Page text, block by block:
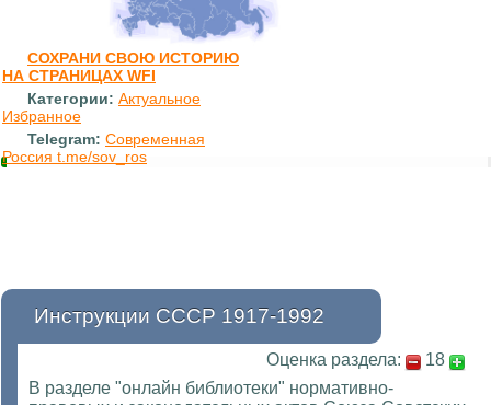
СОХРАНИ СВОЮ ИСТОРИЮ
НА СТРАНИЦАХ WFI
Категории: Актуальное
Избранное
Telegram: Современная
Россия t.me/sov_ros
Инструкции СССР 1917-1992
Оценка раздела:
18
В разделе "онлайн библиотеки" нормативно-